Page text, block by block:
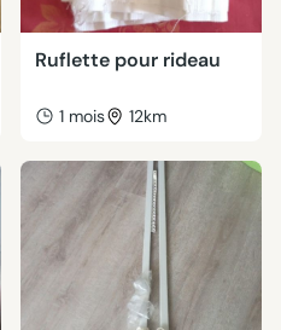
Ruflette pour rideau
1 mois 12km